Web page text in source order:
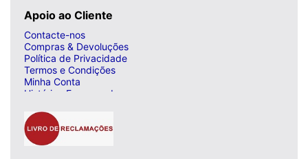
Apoio ao Cliente
Contacte-nos
Compras & Devoluções
Política de Privacidade
Termos e Condições
Minha Conta
Histórico Encomendas